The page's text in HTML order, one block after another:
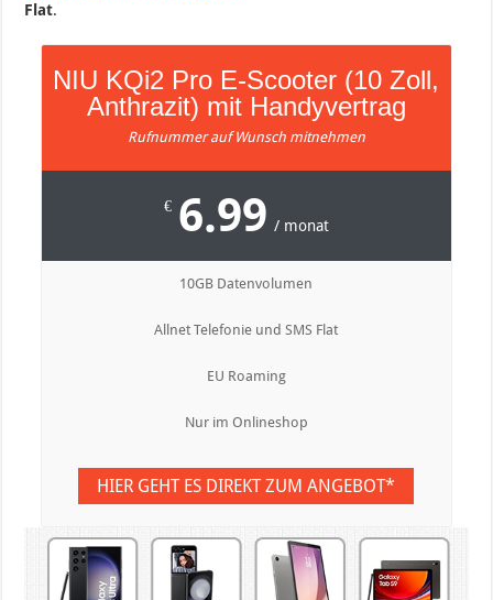
Flat.
NIU KQi2 Pro E-Scooter (10 Zoll,
Anthrazit) mit Handyvertrag
Rufnummer auf Wunsch mitnehmen
€ 6.99 / monat
10GB Datenvolumen
Allnet Telefonie und SMS Flat
EU Roaming
Nur im Onlineshop
HIER GEHT ES DIREKT ZUM ANGEBOT*